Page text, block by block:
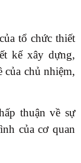
tổ chức thiết
kế xây dựng,
của chủ nhiệm,
thuận về sự
của cơ quan